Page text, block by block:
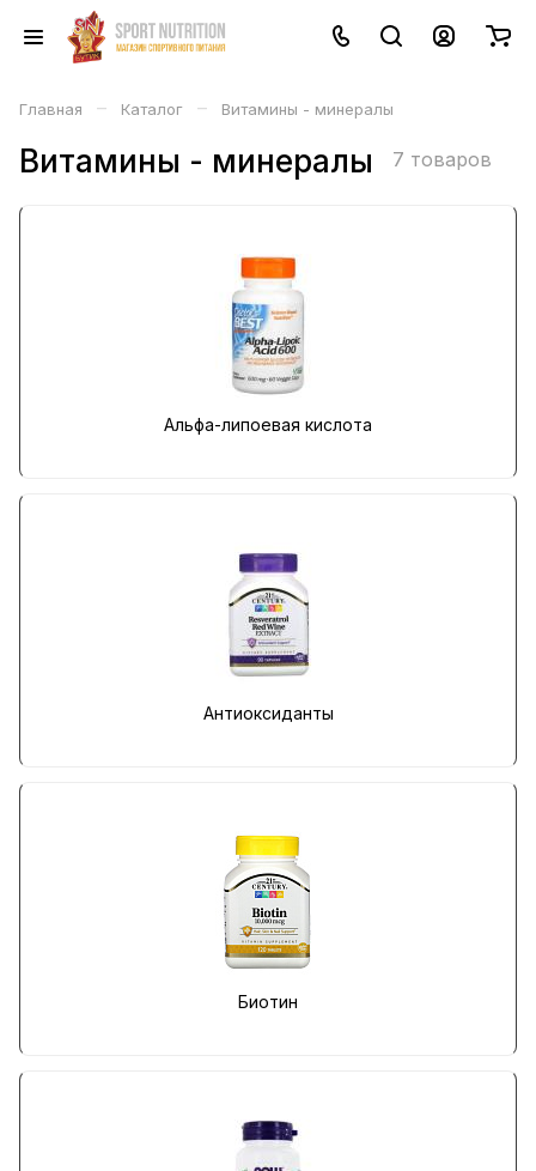
Главная – Каталог – Витамины - минералы
Витамины - минералы 7 товаров
Альфа-липоевая кислота
Антиоксиданты
Биотин